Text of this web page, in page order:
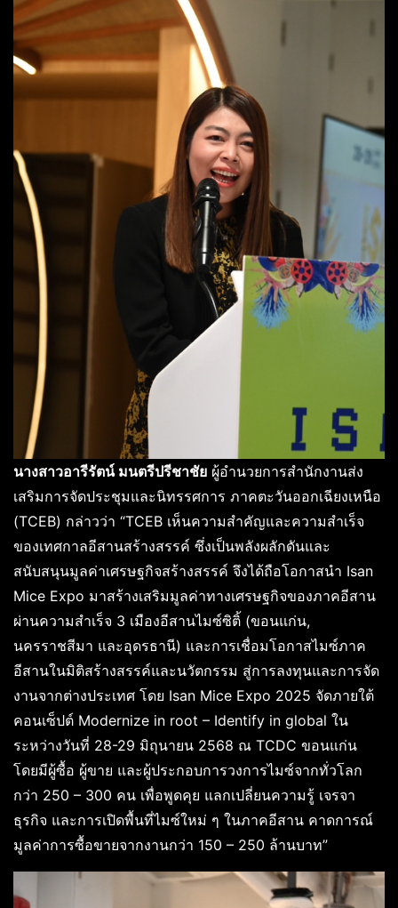
นางสาวอารีรัตน์ มนตรีปรีชาชัย ผู้อำนวยการสำนักงานส่ง
เสริมการจัดประชุมและนิทรรศการ ภาคตะวันออกเฉียงเหนือ
(TCEB) กล่าวว่า “TCEB เห็นความสำคัญและความสำเร็จ
ของเทศกาลอีสานสร้างสรรค์ ซึ่งเป็นพลังผลักดันและ
สนับสนุนมูลค่าเศรษฐกิจสร้างสรรค์ จึงได้ถือโอกาสนำ Isan
Mice Expo มาสร้างเสริมมูลค่าทางเศรษฐกิจของภาคอีสาน
ผ่านความสำเร็จ 3 เมืองอีสานไมซ์ซิติ้ (ขอนแก่น,
นครราชสีมา และอุดรธานี) และการเชื่อมโอกาสไมซ์ภาค
อีสานในมิติสร้างสรรค์และนวัตกรรม สู่การลงทุนและการจัด
งานจากต่างประเทศ โดย Isan Mice Expo 2025 จัดภายใต้
คอนเซ็ปต์ Modernize in root – Identify in global ใน
ระหว่างวันที่ 28-29 มิถุนายน 2568 ณ TCDC ขอนแก่น
โดยมีผู้ซื้อ ผู้ขาย และผู้ประกอบการวงการไมซ์จากทั่วโลก
กว่า 250 – 300 คน เพื่อพูดคุย แลกเปลี่ยนความรู้ เจรจา
ธุรกิจ และการเปิดพื้นที่ไมซ์ใหม่ ๆ ในภาคอีสาน คาดการณ์
มูลค่าการซื้อขายจากงานกว่า 150 – 250 ล้านบาท”